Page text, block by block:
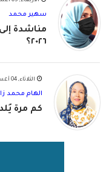
سهير محمد
مناشدة
٢٠٢٦؟
الثلاثاء, 04 أغسطس 2026
الهام محمد
كم مرة يُلدغ الوطن؟